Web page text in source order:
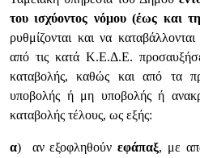
του ισχύοντος νόμου (έως και
ρυθμίζονται και να
από τις κατά Κ.Ε.Δ.Ε.
καταβολής, καθώς και από τα
υποβολής ή μη υποβολής ή
καταβολής τέλους, ως εξής:
α) αν εξοφληθούνεφάπαξ, με